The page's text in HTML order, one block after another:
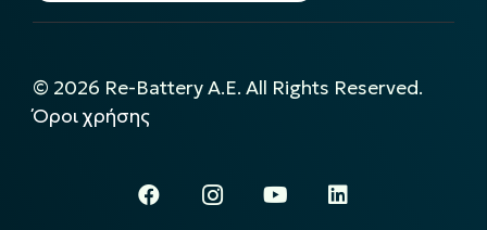
© 2026 Re-Battery A.E. All Rights Reserved.
Όροι χρήσης